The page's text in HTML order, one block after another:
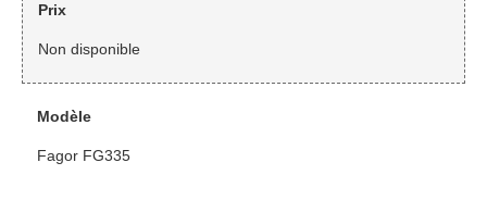
Prix
Non disponible
Modèle
Fagor FG335